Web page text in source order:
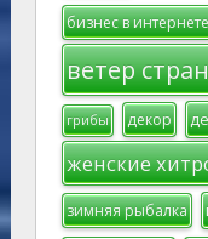
бизнес в интернете
ветер
грибы декор
женские
зимняя рыбалка